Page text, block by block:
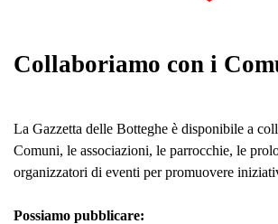
Collaboriamo con i
La Gazzetta delle Botteghe è disponibile a
Comuni, le associazioni, le parrocchie, le
organizzatori di eventi per promuovere
Possiamo pubblicare: